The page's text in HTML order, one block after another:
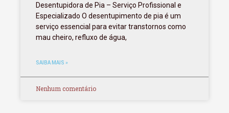
Desentupidora de Pia – Serviço Profissional e
Especializado O desentupimento de pia é um
serviço essencial para evitar transtornos como
mau cheiro, refluxo de água,
SAIBA MAIS »
Nenhum comentário